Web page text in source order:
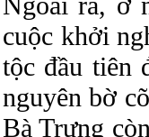
cuộc khởi
tộc đầu tiên
nguyên bờ
Bà Trưng